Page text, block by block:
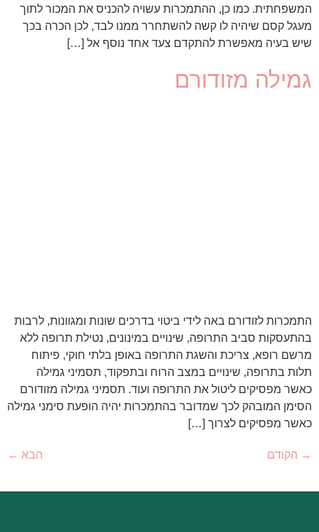
המשפחתית. כמו כן, ההתמכרות עשויה להכניס את המכור לתוך
מעגל קסם שיהיה לו קשה להשתחרר ממנו לבד, לכן הכרה בכך
שיש בעיה מאפשרת להתקדם צעד אחד נוסף אל […]
גמילה מזודורם
התמכרות לזודורם באה לידי ביטוי בדרכים שונות ומגוונות, לרבות
בהתעסקות סביב התרופה, שינויים במינונים, נטילת תרופה ללא
מרשם רופא, צריכת והשגת התרופה באופן בלתי חוקי, פיתוח
תלות בתרופה, שינויים במצב הרוח ובתפקוד, תסמיני גמילה
כאשר מפסיקים ליטול את התרופה ועוד. תסמיני גמילה מזודורם
הסימן המובהק לכך שמדובר בהתמכרות יהיה הופעת סימני גמילה
כאשר מפסיקים לצרוך […]
→ הקודם הבא ←